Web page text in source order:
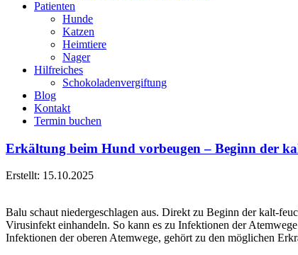
Patienten
Hunde
Katzen
Heimtiere
Nager
Hilfreiches
Schokoladenvergiftung
Blog
Kontakt
Termin buchen
Erkältung beim Hund vorbeugen – Beginn der
Erstellt: 15.10.2025
Balu schaut niedergeschlagen aus. Direkt zu Beginn der kalt-
Virusinfekt einhandeln. So kann es zu Infektionen der
Infektionen der oberen Atemwege, gehört zu den möglichen